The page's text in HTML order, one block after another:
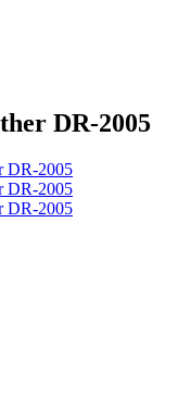
DR-2005